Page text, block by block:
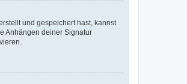
und gespeichert hast, kannst
Anhängen deiner Signatur